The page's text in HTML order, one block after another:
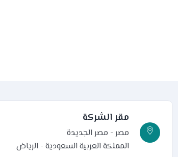
مقر الشركة
مصر - مصر الجديدة
المملكة العربية السعودية - الرياض